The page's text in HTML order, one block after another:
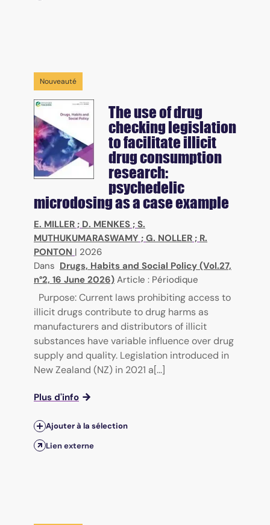
Nouveauté
The use of drug
checking legislation
to facilitate illicit
drug consumption
research:
psychedelic
microdosing as a case example
E. MILLER ; D. MENKES ; S.
MUTHUKUMARASWAMY ; G. NOLLER ; R.
PONTON | 2026
Dans Drugs, Habits and Social Policy (Vol.27,
n°2, 16 June 2026) Article : Périodique
Purpose: Current laws prohibiting access to
illicit drugs contribute to drug harms as
manufacturers and distributors of illicit
substances have variable influence over drug
supply and quality. Legislation introduced in
New Zealand (NZ) in 2021 a[...]
Plus d'info
Ajouter à la sélection
Lien externe